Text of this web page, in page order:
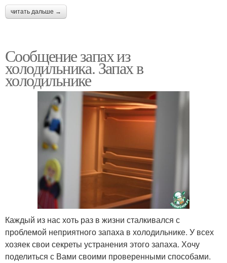
читать дальше →
Сообщение запах из
холодильника. Запах в
холодильнике
Каждый из нас хоть раз в жизни сталкивался с
проблемой неприятного запаха в холодильнике. У всех
хозяек свои секреты устранения этого запаха. Хочу
поделиться с Вами своими проверенными способами.